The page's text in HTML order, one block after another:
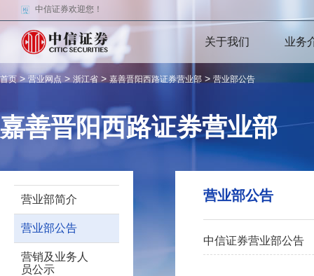
中信证券欢迎您！
关于我们 业务
首页> 营业网点 > 浙江省 > 嘉善晋阳西路证券营业部 > 营业部公告
嘉善晋阳西路证券营业部
营业部简介
营业部公告
营销及业务人
员公示
营业部公告
中信证券营业部公告